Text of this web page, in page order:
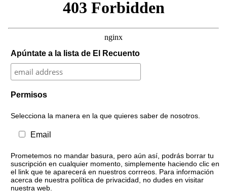
Apúntate a la lista de El Recuento
Permisos
Selecciona la manera en la que quieres saber de nosotros.
Email
Prometemos no mandar basura, pero aún así, podrás borrar tu
suscripción en cualquier momento, simplemente haciendo clic en
el link que te aparecerá en nuestros corrreos. Para información
acerca de nuestra política de privacidad, no dudes en visitar
nuestra web.